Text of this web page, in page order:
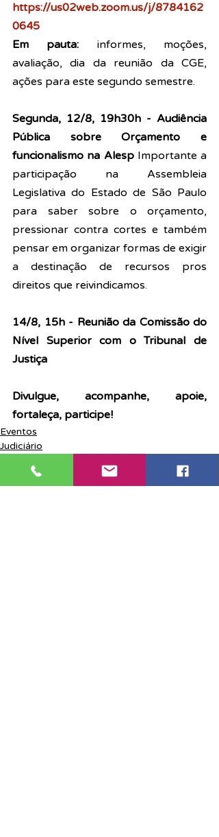
https://us02web.zoom.us/j/8784162
0645
Em pauta: informes, moções,
avaliação, dia da reunião da CGE,
ações para este segundo semestre.
Segunda, 12/8, 19h30h - Audiência
Pública sobre Orçamento e
funcionalismo na Alesp Importante a
participação na Assembleia
Legislativa do Estado de São Paulo
para saber sobre o orçamento,
pressionar contra cortes e também
pensar em organizar formas de exigir
a destinação de recursos pros
direitos que reivindicamos.
14/8, 15h - Reunião da Comissão do
Nível Superior com o Tribunal de
Justiça
Divulgue, acompanhe, apoie,
fortaleça, participe!
Eventos
Judiciário